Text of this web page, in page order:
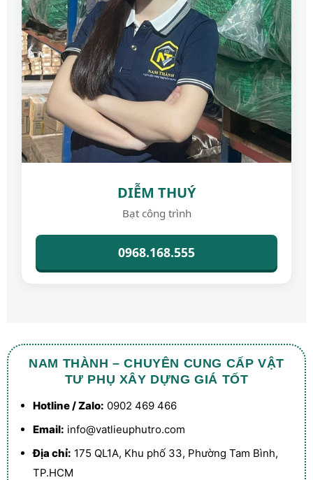
DIỄM THUÝ
Bạt công trình
0968.168.555
NAM THÀNH – CHUYÊN CUNG CẤP VẬT
TƯ PHỤ XÂY DỰNG GIÁ TỐT
Hotline / Zalo: 0902 469 466
Email: info@vatlieuphutro.com
Địa chỉ: 175 QL1A, Khu phố 33, Phường Tam Bình,
TP.HCM